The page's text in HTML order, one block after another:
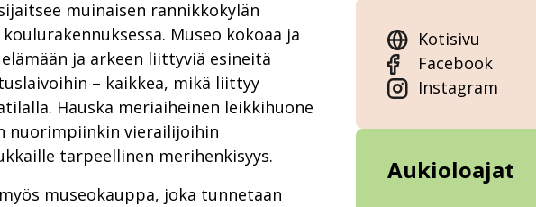
muinaisen rannikkokylän
Museo kokoaa ja
ja arkeen liittyviä esineitä
– kaikkea, mikä liittyy
Hauska meriaiheinen leikkihuone
nuorimpiinkin vierailijoihin
tarpeellinen merihenkisyys.
museokauppa, joka tunnetaan
Kotisivu
Facebook
Instagram
Aukioloajat